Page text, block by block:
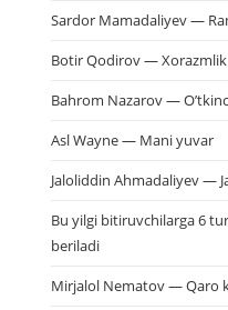
Sardor Mamadaliyev —
Botir Qodirov —
Bahrom Nazarov —
Asl Wayne — Mani yuvar
Jaloliddin Ahmadaliyev —
Bu yilgi bitiruvchilarga 6
beriladi
Mirjalol Nematov — Qaro